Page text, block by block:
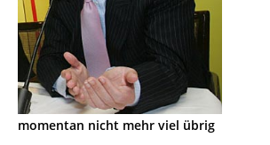
momentan nicht mehr viel übrig